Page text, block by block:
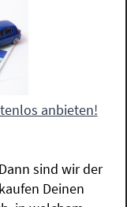
anbieten!
Dann sind wir der
Deinen